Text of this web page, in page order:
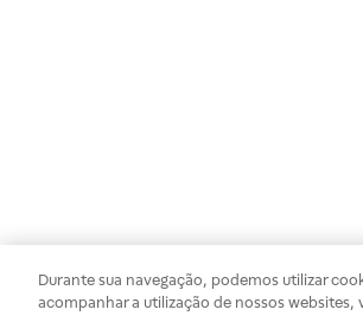
Durante sua navegação, podemos utilizar
acompanhar a utilização de nossos